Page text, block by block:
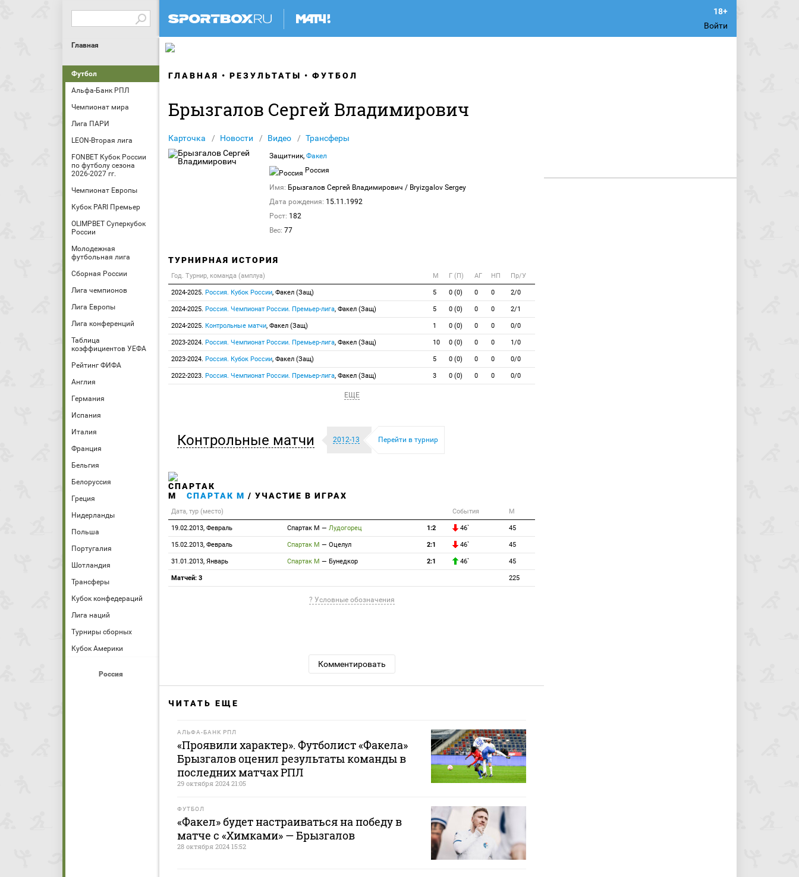
Войти
Главная
Футбол
Альфа-Банк РПЛ
Чемпионат мира
Лига ПАРИ
LEON-Вторая лига
FONBET Кубок России
по футболу сезона
2026-2027 гг.
Чемпионат Европы
Кубок PARI Премьер
OLIMPBET Суперкубок
России
Молодежная
футбольная лига
Сборная России
Лига чемпионов
Лига Европы
Лига конференций
Таблица
коэффициентов УЕФА
Рейтинг ФИФА
Англия
Германия
Испания
Италия
Франция
Бельгия
Белоруссия
Греция
Нидерланды
Польша
Португалия
Шотландия
Трансферы
Кубок конфедераций
Лига наций
Турниры сборных
Кубок Америки
Россия
ГЛАВНАЯ РЕЗУЛЬТАТЫ ФУТБОЛ
Брызгалов Сергей Владимирович
Карточка Новости Видео Трансферы
Защитник, Факел
Россия
Имя: Брызгалов Сергей Владимирович / Bryizgalov Sergey
Дата рождения: 15.11.1992
Рост: 182
Вес: 77
ТУРНИРНАЯ ИСТОРИЯ
Год. Турнир, команда (амплуа) М Г (П) АГ НП Пр/У
2024-2025. Россия. Кубок России, Факел (Защ) 5 0 (0) 0 0 2/0
2024-2025. Россия. Чемпионат России. Премьер-лига, Факел (Защ) 5 0 (0) 0 0 2/1
2024-2025. Контрольные матчи, Факел (Защ) 1 0 (0) 0 0 0/0
2023-2024. Россия. Чемпионат России. Премьер-лига, Факел (Защ) 10 0 (0) 0 0 1/0
2023-2024. Россия. Кубок России, Факел (Защ) 5 0 (0) 0 0 0/0
2022-2023. Россия. Чемпионат России. Премьер-лига, Факел (Защ) 3 0 (0) 0 0 0/0
ЕЩЕ
Контрольные матчи 2012-13 Перейти в турнир
СПАРТАК М / УЧАСТИЕ В ИГРАХ
Дата, тур (место) События М
19.02.2013, Февраль Спартак М — Лудогорец 1:2 46` 45
15.02.2013, Февраль Спартак М — Оцелул 2:1 46` 45
31.01.2013, Январь Спартак М — Бунедкор 2:1 46` 45
Матчей: 3 225
? Условные обозначения
Комментировать
ЧИТАТЬ ЕЩЕ
АЛЬФА-БАНК РПЛ
«Проявили характер». Футболист «Факела»
Брызгалов оценил результаты команды в
последних матчах РПЛ
29 октября 2024 21:05
ФУТБОЛ
«Факел» будет настраиваться на победу в
матче с «Химками» — Брызгалов
28 октября 2024 15:52